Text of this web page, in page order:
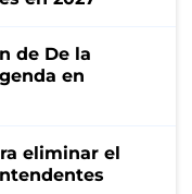
de De la
en
eliminar el